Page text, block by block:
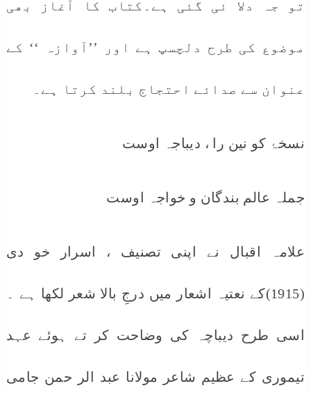
تو جہ دلا ئی گئی ہے۔کتاب کا آغاز بھی
موضوع کی طرح دلچسپ ہے اور ’’آوازہ ‘‘ کے
عنوان سے صدائے احتجاج بلند کرتا ہے۔
نسخۂ کو نین را ، دیباجہ اوست
جملہ عالم بندگان و خواجہ اوست
علامہ اقبال نے اپنی تصنیف ، اسرار خو دی
(1915)کے نعتیہ اشعار میں درجِ بالا شعر لکھا ہے ۔
اسی طرح دیباچہ کی وضاحت کر تے ہوئے عہد
تیموری کے عظیم شاعر مولانا عبد الر حمن جامی